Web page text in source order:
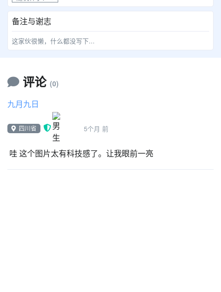
备注与谢志
这家伙很懒，什么都没写下...
评论 (0)
九月九日
四川省 5个月 前
哇 这个图片太有科技感了。让我眼前一亮